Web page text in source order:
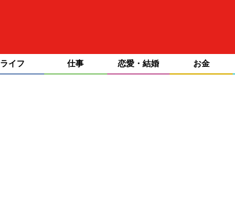
ライフ 仕事 恋愛・結婚 お金